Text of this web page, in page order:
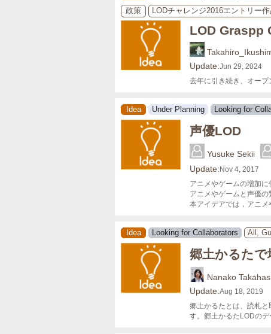
政策
LODチャレンジ2016エントリー
LOD Graspp
Update:Jun 29, 2024
去年に引き続き、オープ
Idea Under Planning Looking for
声優LOD
Yusuke Sekii
Update: Nov 4, 2017
アニメやゲームの増加に
アニメやゲームと声優
本アイデアでは，アニ
Idea Looking for Collaborators All,
郷土かるたで
Nanako
Update:Aug 18, 2019
郷土かるたとは、読札
す。郷土かるたLODの